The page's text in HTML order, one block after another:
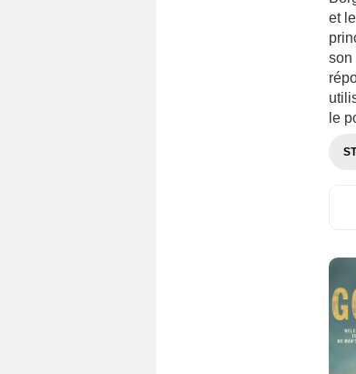
et
son
le